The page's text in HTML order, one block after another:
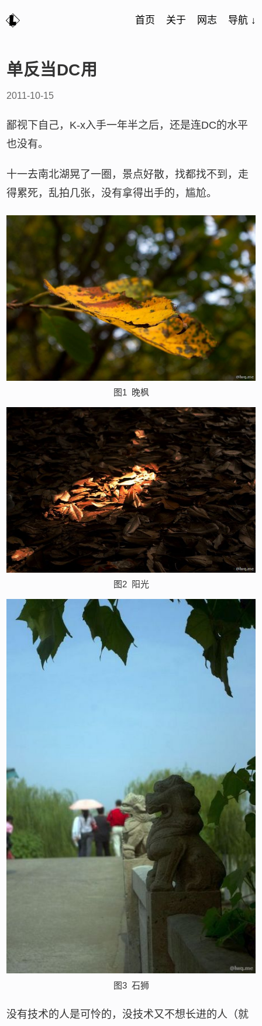
首页 关于 网志 导航 ↓
单反当DC用
2011-10-15
鄙视下自己，K-x入手一年半之后，还是连DC的水平
也没有。
十一去南北湖晃了一圈，景点好散，找都找不到，走
得累死，乱拍几张，没有拿得出手的，尴尬。
图1 晚枫
图2 阳光
图3 石狮
没有技术的人是可怜的，没技术又不想长进的人（就